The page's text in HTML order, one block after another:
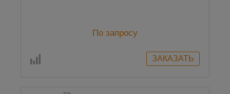
По запросу